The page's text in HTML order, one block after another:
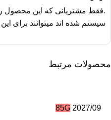
مو و پوست و پودر مراقبت از
گرم (۳/۸ پیمانه)
.فقط مشتریانی که این محصول
سیستم شده اند میتوانند برای
محصولات مرتبط
2027/09
85G